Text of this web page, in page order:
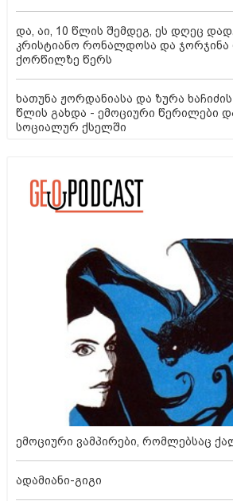
და, აი, 10 წლის შემდეგ, ეს დღეც
კრისტიანო რონალდოსა და
ქორწილზე წერს
ხათუნა ჟორდანიასა და ზურა
წლის გახდა - ემოციური წერილები
სოციალურ ქსელში
ემოციური ვამპირები, რომლებსაც
ადამიანი-გიგი